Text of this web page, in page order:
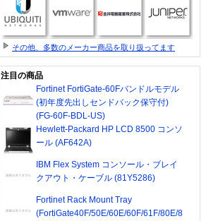
その他、多数のメーカー商品を取り扱ってます
注目の商品
Fortinet FortiGate-60Fバンドルモデル
(初年度先出しセンドバック保守付)
(FG-60F-BDL-US)
Hewlett-Packard HP LCD 8500 コンソ
ール (AF642A)
IBM Flex System コンソール・ブレイ
クアウト・ケーブル (81Y5286)
Fortinet Rack Mount Tray
(FortiGate40F/50E/60E/60F/61F/80E/8